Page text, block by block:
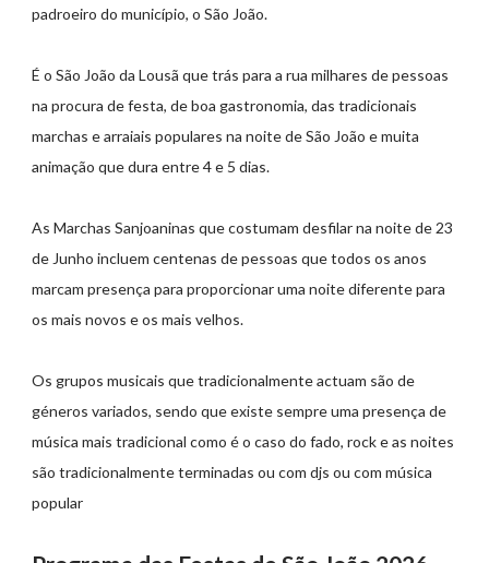
padroeiro do município, o São João.
É o São João da Lousã que trás para a rua milhares de pessoas
na procura de festa, de boa gastronomia, das tradicionais
marchas e arraiais populares na noite de São João e muita
animação que dura entre 4 e 5 dias.
As Marchas Sanjoaninas que costumam desfilar na noite de 23
de Junho incluem centenas de pessoas que todos os anos
marcam presença para proporcionar uma noite diferente para
os mais novos e os mais velhos.
Os grupos musicais que tradicionalmente actuam são de
géneros variados, sendo que existe sempre uma presença de
música mais tradicional como é o caso do fado, rock e as noites
são tradicionalmente terminadas ou com djs ou com música
popular